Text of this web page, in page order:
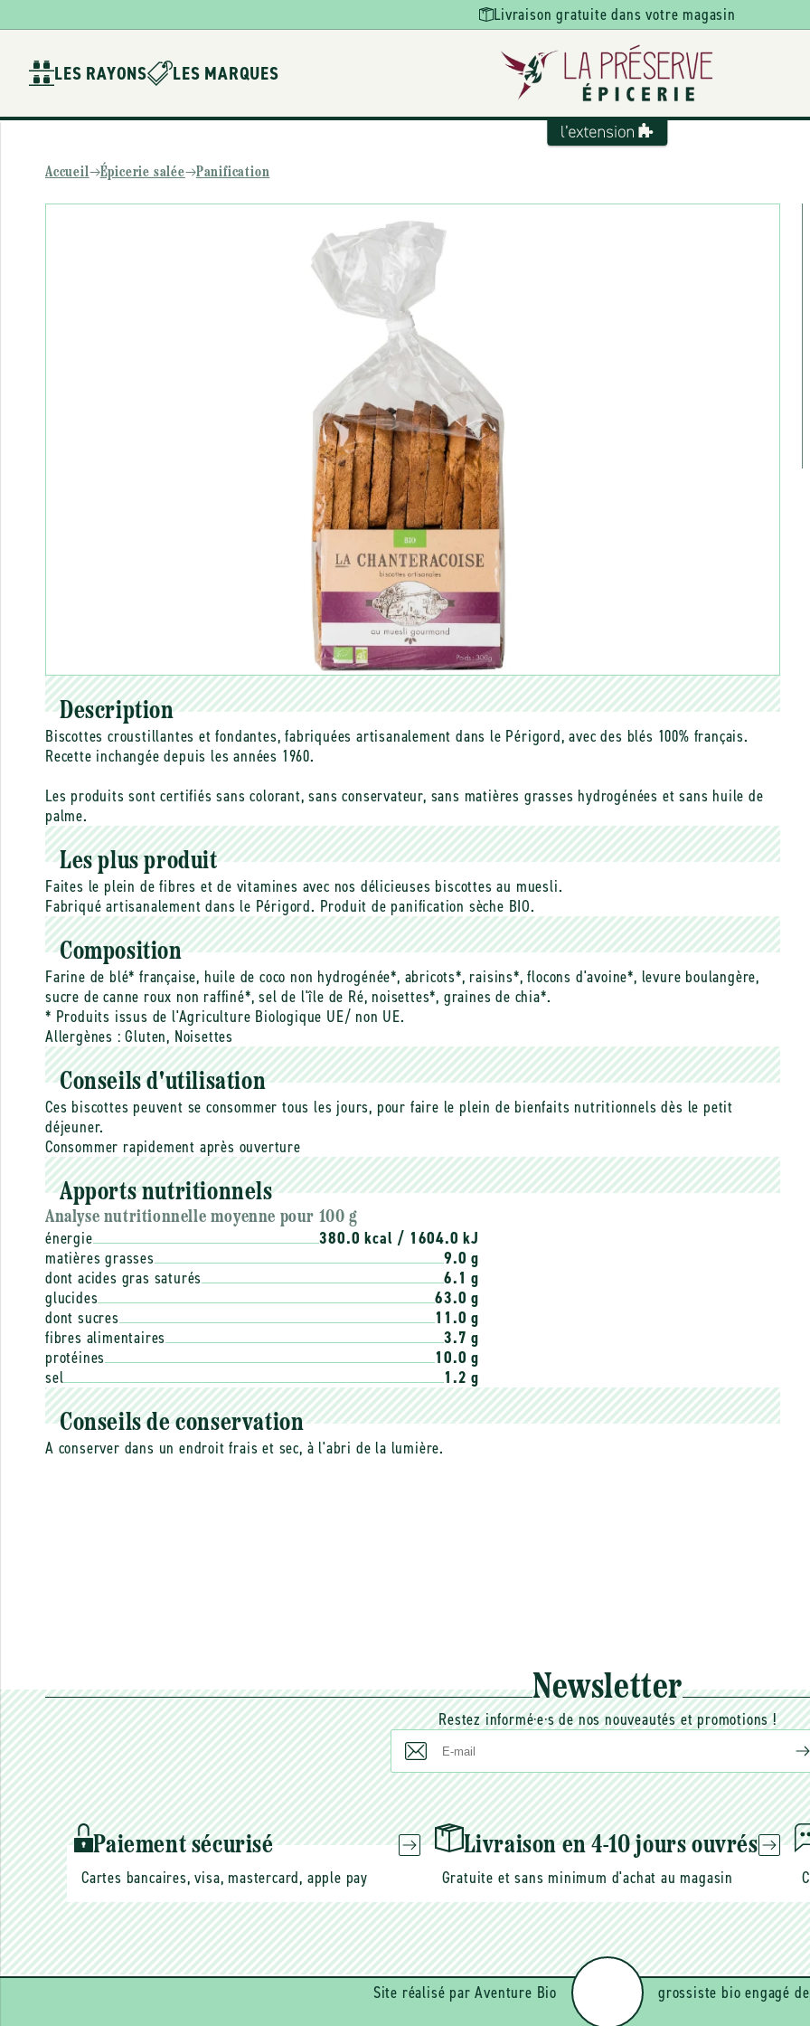
Livraison gratuite dans votre magasin
LES RAYONS LES MARQUES
Accueil Épicerie salée Panification
Passer aux
Description
Biscottes croustillantes et fondantes, fabriquées artisanalement dans le Périgord, avec des blés 100% français.
Recette inchangée depuis les années 1960.
Les produits sont certifiés sans colorant, sans conservateur, sans matières grasses hydrogénées et sans huile de
palme.
Les plus produit
Faites le plein de fibres et de vitamines avec nos délicieuses biscottes au muesli.
Fabriqué artisanalement dans le Périgord. Produit de panification sèche BIO.
Composition
Farine de blé* française, huile de coco non hydrogénée*, abricots*, raisins*, flocons d'avoine*, levure boulangère,
sucre de canne roux non raffiné*, sel de l'île de Ré, noisettes*, graines de chia*.
* Produits issus de l'Agriculture Biologique UE/ non UE.
Allergènes : Gluten, Noisettes
Conseils d'utilisation
Ces biscottes peuvent se consommer tous les jours, pour faire le plein de bienfaits nutritionnels dès le petit
déjeuner.
Consommer rapidement après ouverture
Apports nutritionnels
Analyse nutritionnelle moyenne pour 100 g
énergie
380.0 kcal / 1604.0 kJ
matières grasses
9.0 g
dont acides gras saturés
6.1 g
glucides
63.0 g
dont sucres
11.0 g
fibres alimentaires
3.7 g
protéines
10.0 g
sel
1.2 g
Conseils de conservation
A conserver dans un endroit frais et sec, à l'abri de la lumière.
Newsletter
Restez informé·e·s de nos nouveautés et promotions !
E-
mail
Paiement sécurisé
Cartes bancaires, visa, mastercard, apple pay
Livraison en 4-10 jours ouvrés
Gratuite et sans minimum d'achat au magasin
Site réalisé par Aventure Bio grossiste bio engagé